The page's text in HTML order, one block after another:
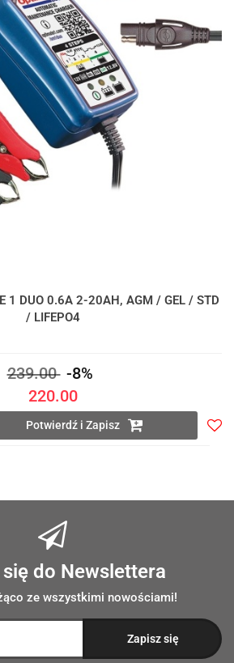
1 DUO 0.6A 2-20AH, AGM / GEL / STD
/ LIFEPO4
239.00 -8%
220.00
Potwierdź i Zapisz
do Newslettera
ze wszystkimi nowościami!